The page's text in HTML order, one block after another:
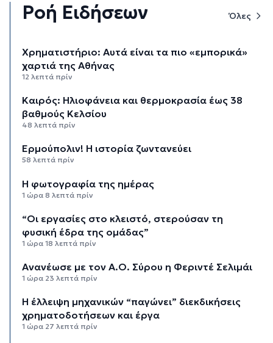
Ροή Ειδήσεων Όλες
Χρηματιστήριο: Αυτά είναι τα πιο «εμπορικά»
χαρτιά της Αθήνας
12 λεπτά πρίν
Καιρός: Ηλιοφάνεια και θερμοκρασία έως 38
βαθμούς Κελσίου
48 λεπτά πρίν
Ερμούπολιν! Η ιστορία ζωντανεύει
58 λεπτά πρίν
Η φωτογραφία της ημέρας
1 ώρα 8 λεπτά πρίν
“Οι εργασίες στο κλειστό, στερούσαν τη
φυσική έδρα της ομάδας”
1 ώρα 18 λεπτά πρίν
Ανανέωσε με τον Α.Ο. Σύρου η Φεριντέ Σελιμάι
1 ώρα 23 λεπτά πρίν
Η έλλειψη μηχανικών “παγώνει” διεκδικήσεις
χρηματοδοτήσεων και έργα
1 ώρα 27 λεπτά πρίν